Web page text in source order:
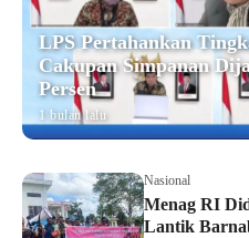
LPS Pertahankan
Cakupan Simpanan
Persen
1 bulan lalu
Nasional
Menag RI
Lantik